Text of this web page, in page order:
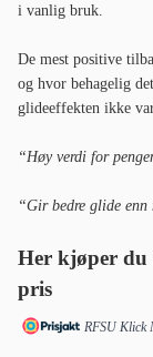
i vanlig bruk.
De mest positive
og hvor behagelig
glideeffekten ikke
“Høy verdi for
“Gir bedre glide enn
Her kjøper du
pris
RFSU Klick